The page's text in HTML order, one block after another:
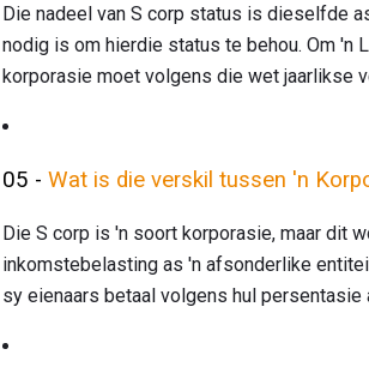
Die nadeel van S corp status is dieselfde
nodig is om hierdie status te behou. Om 'n
korporasie moet volgens die wet jaarlikse
05 - Wat is die verskil tussen 'n
Die S corp is 'n soort korporasie, maar dit
inkomstebelasting as 'n afsonderlike
sy eienaars betaal volgens hul persentasie